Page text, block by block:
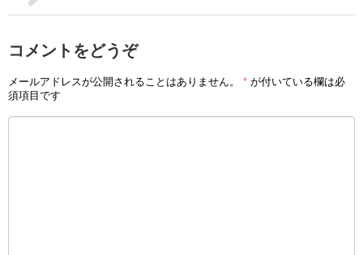
コメントをどうぞ
メールアドレスが公開されることはありません。 * が付いている欄は必
須項目です